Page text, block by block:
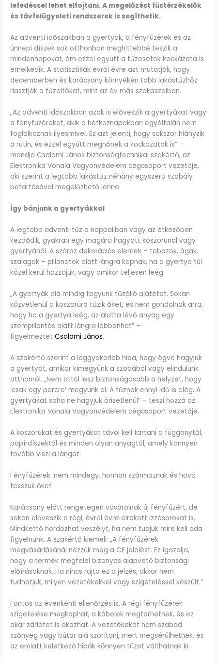
lefedéssel lehet elfojtani. A megelőzést füstérzékelők
és távfelügyeleti rendszerek is segíthetik.
Az adventi időszakban a gyertyák, a fényfüzérek és az
ünnepi díszek sok otthonban meghittebbé teszik a
mindennapokat, ám ezzel együtt a tűzesetek kockázata is
emelkedik. A statisztikák évről évre azt mutatják, hogy
decemberben és karácsony környékén több lakástűzhöz
riasztják a tűzoltókat, mint az év más szakaszaiban.
„Az adventi időszakban azok is előveszik a gyertyákat vagy
a fényfüzéreket, akik a hétköznapokban egyáltalán nem
foglalkoznak ilyesmivel. Ez azt jelenti, hogy sokszor hiányzik
a rutin, és ezzel együtt megnőnek a kockázatok is” –
mondja Csalami János biztonságtechnikai szakértő, az
Elektronika Vonala Vagyonvédelem cégcsoport vezetője,
aki szerint a legtöbb lakástűz néhány egyszerű szabály
betartásával megelőzhető lenne.
Így bánjunk a gyertyákkal
A legtöbb adventi tűz a nappaliban vagy az étkezőben
kezdődik, gyakran egy magára hagyott koszorúnál vagy
gyertyánál. A száraz dekorációs elemek – tobozok, ágak,
szalagok – pillanatok alatt lángra kapnak, ha a gyertya túl
közel kerül hozzájuk, vagy amikor teljesen leég.
„A gyertyák alá mindig tegyünk tűzálló alátétet. Sokan
közvetlenül a koszorúra tűzik őket, és nem gondolnak arra,
hogy ha a gyertya leég, az alatta lévő anyag egy
szempillantás alatt lángra lobbanhat” –
figyelmeztetCsalami János.
A szakértő szerint a leggyakoribb hiba, hogy égve hagyjuk
a gyertyát, amikor kimegyünk a szobából vagy elindulunk
otthonról. „Nem attól lesz biztonságosabb a helyzet, hogy
’csak egy percre’ megyünk el. A tűznek ennyi idő is elég. A
gyertyákat soha ne hagyjuk őrizetlenül” – teszi hozzá az
Elektronika Vonala Vagyonvédelem cégcsoport vezetője.
A koszorúkat és gyertyákat távol kell tartani a függönytől,
papírdíszektől és minden olyan anyagtól, amely könnyen
tovább viszi a lángot.
Fényfüzérek: nem mindegy, honnan származnak és hová
tesszük őket
Karácsony előtt rengetegen vásárolnak új fényfüzért, de
sokan előveszik a régi, évről évre elrakott izzósorokat is.
Mindkettő hordozhat veszélyt, ha nem tudjuk mire kell oda
figyelnünk. A szakértő kiemeli: „A fényfüzérek
megvásárlásánál nézzük meg a CE jelölést. Ez igazolja,
hogy a termék megfelel bizonyos alapvető biztonsági
előírásoknak. Ha nincs rajta ez a jelzés, akkor nem
tudhatjuk, milyen vezetékekkel vagy szigeteléssel készült.”
Fontos az évenkénti ellenőrzés is. A régi fényfüzérek
szigetelése megkophat, a kábelek megtörhetnek, és ez
akár zárlatot is okozhat. A vezetékeket nem szabad
szőnyeg vagy bútor alá szorítani, mert megsérülhetnek, és
az emiatt keletkező hibák könnyen tüzet válthatnak ki.